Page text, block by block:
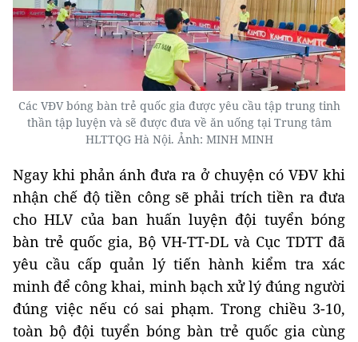
Các VĐV bóng bàn trẻ quốc gia được yêu cầu tập trung tinh
thần tập luyện và sẽ được đưa về ăn uống tại Trung tâm
HLTTQG Hà Nội. Ảnh: MINH MINH
Ngay khi phản ánh đưa ra ở chuyện có VĐV khi
nhận chế độ tiền công sẽ phải trích tiền ra đưa
cho HLV của ban huấn luyện đội tuyển bóng
bàn trẻ quốc gia, Bộ VH-TT-DL và Cục TDTT đã
yêu cầu cấp quản lý tiến hành kiểm tra xác
minh để công khai, minh bạch xử lý đúng người
đúng việc nếu có sai phạm. Trong chiều 3-10,
toàn bộ đội tuyển bóng bàn trẻ quốc gia cùng